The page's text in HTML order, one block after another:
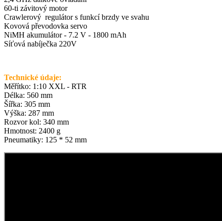
60-ti závitový motor
Crawlerový regulátor s funkcí brzdy ve svahu
Kovová převodovka servo
NiMH akumulátor - 7.2 V - 1800 mAh
Síťová nabíječka 220V
Technické údaje:
Měřítko: 1:10 XXL - RTR
Délka: 560 mm
Šířka: 305 mm
Výška: 287 mm
Rozvor kol: 340 mm
Hmotnost: 2400 g
Pneumatiky: 125 * 52 mm